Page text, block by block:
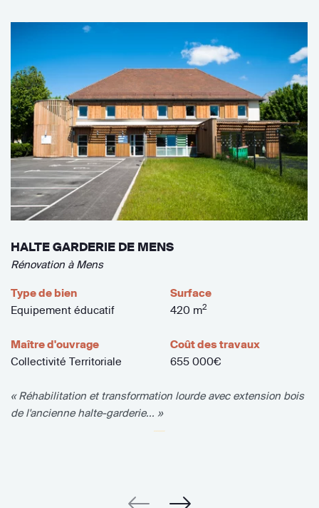
HALTE GARDERIE DE MENS
Rénovation à Mens
Type de bien
Equipement éducatif
Surface
420 m2
Maître d'ouvrage
Collectivité Territoriale
Coût des travaux
655 000€
« Réhabilitation et transformation lourde avec extension bois
de l'ancienne halte-garderie... »